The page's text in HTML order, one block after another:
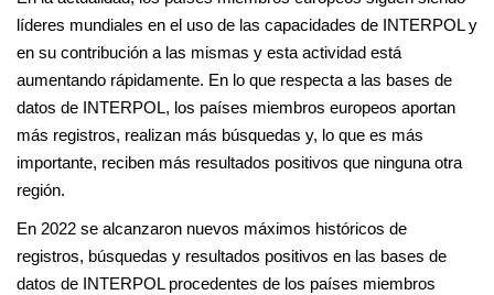
líderes mundiales en el uso de las capacidades de INTERPOL y
en su contribución a las mismas y esta actividad está
aumentando rápidamente. En lo que respecta a las bases de
datos de INTERPOL, los países miembros europeos aportan
más registros, realizan más búsquedas y, lo que es más
importante, reciben más resultados positivos que ninguna otra
región.
En 2022 se alcanzaron nuevos máximos históricos de
registros, búsquedas y resultados positivos en las bases de
datos de INTERPOL procedentes de los países miembros